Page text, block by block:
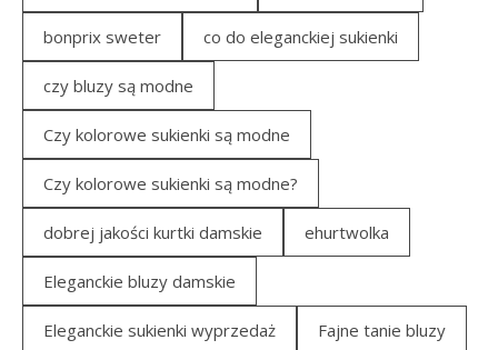
bonprix sweter co do eleganckiej sukienki
czy bluzy są modne
Czy kolorowe sukienki są modne
Czy kolorowe sukienki są modne?
dobrej jakości kurtki damskie ehurtwolka
Eleganckie bluzy damskie
Eleganckie sukienki wyprzedaż Fajne tanie bluzy